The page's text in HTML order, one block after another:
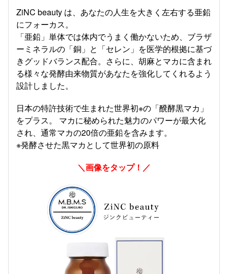
ZiNC beauty は、あなたの人生を大きく左右する亜鉛
にフォーカス。
「亜鉛」単体では体内でうまく働かないため、ブラザ
ーミネラルの「銅」と「セレン」を医学的根拠に基づ
きグッドバランス配合。さらに、胡麻とマカに含まれ
る様々な発酵由来物質があなたを強化してくれるよう
設計しました。
日本の特許技術で生まれた世界初※の「醗酵黒マカ」
をプラス。 マカに秘められた魅力のパワーが最大化
され、通常マカの20倍の亜鉛を含みます。
※発酵させた黒マカとして世界初の原料
＼画像をタップ！／